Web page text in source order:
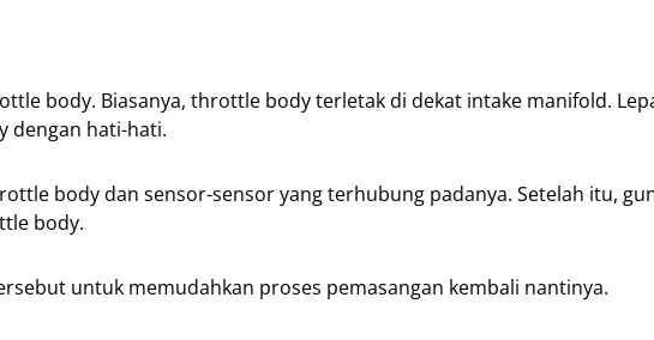
body. Biasanya, throttle body terletak di dekat intake manifold.
dengan hati-hati.
body dan sensor-sensor yang terhubung padanya. Setelah itu,
body.
untuk memudahkan proses pemasangan kembali nantinya.